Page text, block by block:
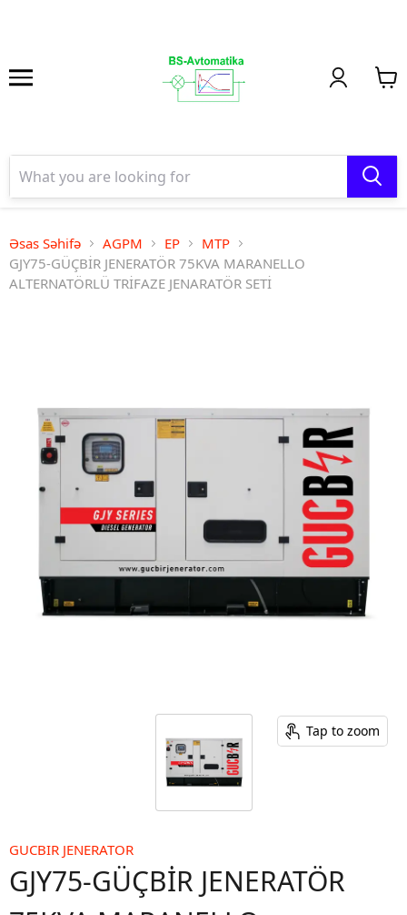
Əsas Səhifə AGPM EP
MTP
GJY75-GÜÇBİR JENERATÖR 75KVA MARANELLO
ALTERNATÖRLÜ TRİFAZE JENARATÖR SETİ
Tap to zoom
GUCBIR JENERATOR
GJY75-GÜÇBİR JENERATÖR